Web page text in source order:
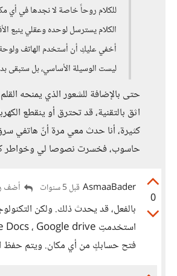
للكلام روحاً خاصة لا نجدها في أي
الكلام يسترسل لوحده وعقلي ينبع
أخفي عليكِ أن أستخدم الهاتف ولوحة
ليست الوسيلة الأساسي، بل ستبقى
حتى بالإضافة للشعور الذي يمنحه القلم
اثق بالتقنية، قد تحترق أو ينقطع
كثيرة، أنا حدث معي مرة أنّ هاتفي
حاسوب، فخسرت نصوصا لي وخواطر
0
AsmaaBader قبل 5 سنوات أضف
بالفعل، قد يحدث ذلك. ولكن
فتح حسابكٍ من أي مكان. ويتم حفظ